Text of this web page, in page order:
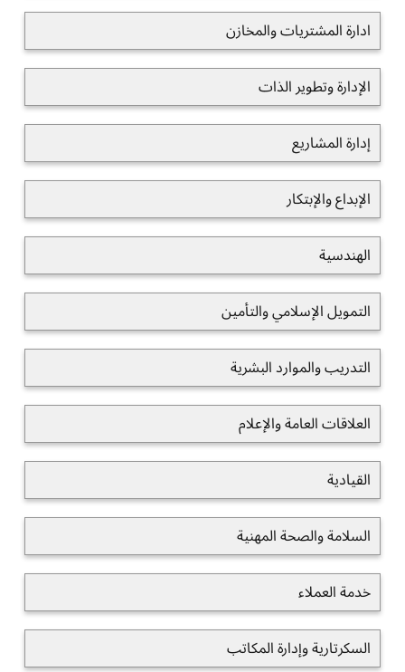
ادارة المشتريات والمخازن
الإدارة وتطوير الذات
إدارة المشاريع
الإبداع والإبتكار
الهندسية
التمويل الإسلامي والتأمين
التدريب والموارد البشرية
العلاقات العامة والإعلام
القيادية
السلامة والصحة المهنية
خدمة العملاء
السكرتارية وإدارة المكاتب